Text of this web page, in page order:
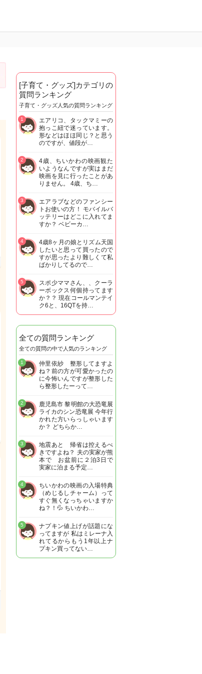
[子育て・グッズ]カテゴリの
質問ランキング
子育て・グッズ人気の質問ランキング
エアリコ、タックマミーの
抱っこ紐で迷っています。
形などはほほ同じ？と思う
のですが、値段が…
1
4歳、ちいかわの映画観た
いようなんですが実はまだ
映画を見に行ったことがあ
りません。 4歳、ち…
2
エアラブなどのファンシー
トお使いの方！ モバイルバ
ッテリーはどこに入れてま
すか？ ベビーカ…
3
4歳8ヶ月の娘とリズム天国
したいと思って買ったので
すが思ったより難しくて私
ばかりしてるので…
4
スポ少ママさん、、クーラ
ーボックス何個持ってます
か？？ 現在コールマンテイ
ク6と、16QTを持…
5
全ての質問ランキング
全ての質問の中で人気のランキング
仲里依紗 整形してますよ
ね？前の方が可愛かったの
に今怖いんですが整形した
ら整形したーって…
1
鹿児島市 黎明館の大恐竜展
ライカのシン恐竜展 今年行
かれた方いらっしゃいます
か？ どちらか…
2
地震あと 帰省は控えるべ
きですよね？ 夫の実家が熊
本で お盆前に２泊3日で
実家に泊まる予定…
3
ちいかわの映画の入場特典
（めじるしチャーム）って
すぐ無くなっちゃいますか
ね？！💦 ちいかわ…
4
ナプキン値上げが話題にな
ってますが 私はミレーナ入
れてるからもう1年以上ナ
プキン買ってない…
5